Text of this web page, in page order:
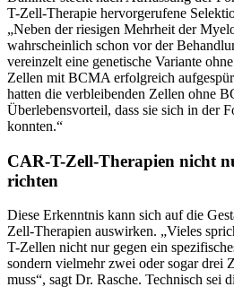
T-Zell-Therapie hervorgerufene
„Neben der riesigen Mehrheit der
wahrscheinlich schon vor der
vereinzelt eine genetische Variante
Zellen mit BCMA erfolgreich
hatten die verbleibenden Zellen ohne
Überlebensvorteil, dass sie sich in der
konnten.“
CAR-T-Zell-Therapien nicht
richten
Diese Erkenntnis kann sich auf die
Zell-Therapien auswirken. „Vieles
T-Zellen nicht nur gegen ein
sondern vielmehr zwei oder sogar drei
muss“, sagt Dr. Rasche. Technisch sei